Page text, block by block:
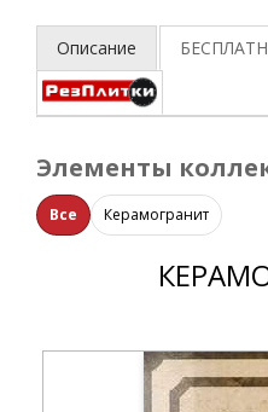
Описание
Элементы
Все Керамогранит